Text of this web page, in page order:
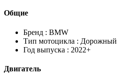
Общие
Бренд : BMW
Тип мотоцикла : Дорожный
Год выпуска : 2022+
Двигатель